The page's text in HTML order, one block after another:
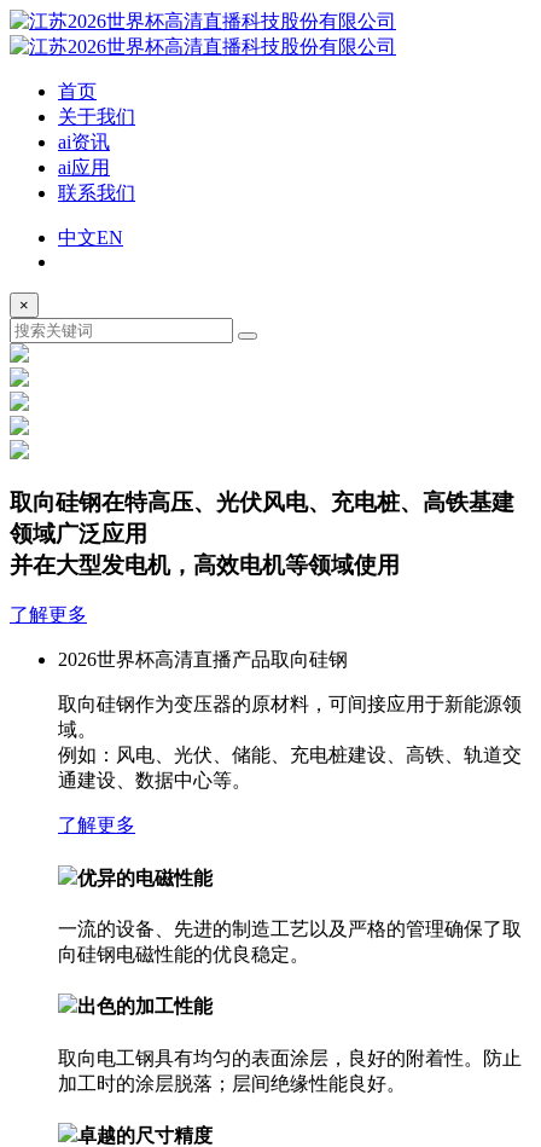
首页
关于我们
ai资讯
ai应用
联系我们
中文EN
×
取向硅钢在特高压、光伏风电、充电桩、高铁基建
领域广泛应用
并在大型发电机，高效电机等领域使用
了解更多
2026世界杯高清直播产品取向硅钢
取向硅钢作为变压器的原材料，可间接应用于新能源领
域。
例如：风电、光伏、储能、充电桩建设、高铁、轨道交
通建设、数据中心等。
了解更多
优异的电磁性能
一流的设备、先进的制造工艺以及严格的管理确保了取
向硅钢电磁性能的优良稳定。
出色的加工性能
取向电工钢具有均匀的表面涂层，良好的附着性。防止
加工时的涂层脱落；层间绝缘性能良好。
卓越的尺寸精度